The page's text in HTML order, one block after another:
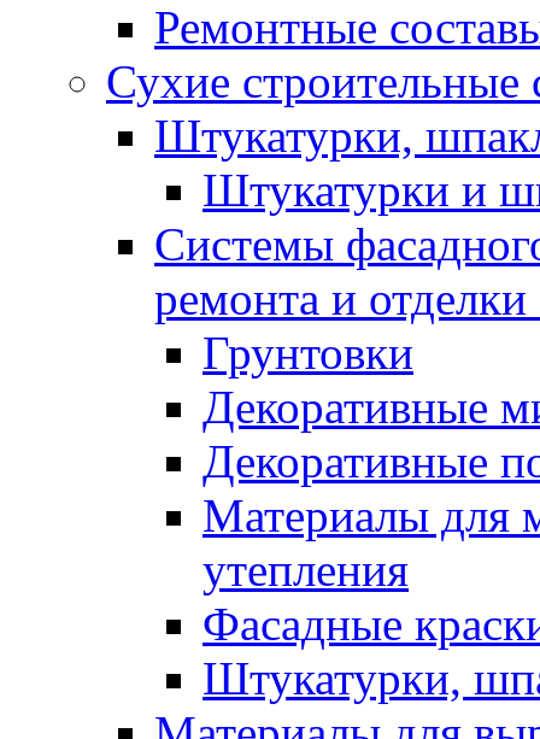
Ремонтные
Сухие
Штукатурки,
Штукатурки и
Системы
ремонта и отделки
Грунтовки
Декоративные
Декоративные
Материалы для
утепления
Фасадные
Штукатурки,